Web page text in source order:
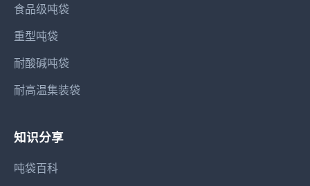
食品级吨袋
重型吨袋
耐酸碱吨袋
耐高温集装袋
知识分享
吨袋百科